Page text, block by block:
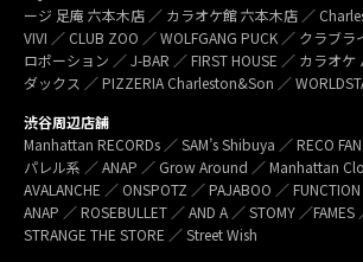
ージ 足庵 六本木店 ／ カラオケ館 六本木店 ／
VIVI ／ CLUB ZOO ／ WOLFGANG PUCK ／ クラブ
ロポーション ／ J-BAR ／ FIRST HOUSE ／ カラオ
ダックス ／ PIZZERIA Charleston&Son ／
渋谷周辺店舗
Manhattan RECORDs ／ SAM’s Shibuya ／ RECO
パレル系 ／ ANAP ／ Grow Around ／ Manhattan
AVALANCHE ／ ONSPOTZ ／ PAJABOO ／
ANAP ／ ROSEBULLET ／ AND A ／ STOMY ／
STRANGE THE STORE ／ Street Wish